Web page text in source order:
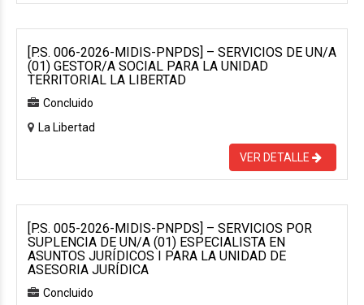
[P.S. 006-2026-MIDIS-PNPDS] – SERVICIOS DE UN/A
(01) GESTOR/A SOCIAL PARA LA UNIDAD
TERRITORIAL LA LIBERTAD
Concluido
La Libertad
VER DETALLE
[P.S. 005-2026-MIDIS-PNPDS] – SERVICIOS POR
SUPLENCIA DE UN/A (01) ESPECIALISTA EN
ASUNTOS JURÍDICOS I PARA LA UNIDAD DE
ASESORIA JURÍDICA
Concluido